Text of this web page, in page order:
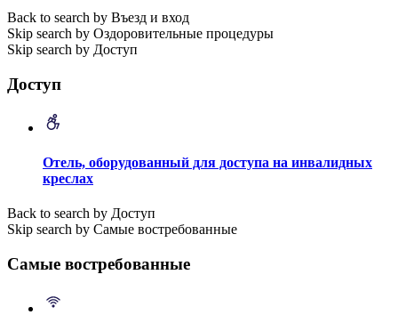
Back to search by Въезд и вход
Skip search by Оздоровительные процедуры
Skip search by Доступ
Доступ
Отель, оборудованный для доступа на инвалидных
креслах
Back to search by Доступ
Skip search by Самые востребованные
Самые востребованные